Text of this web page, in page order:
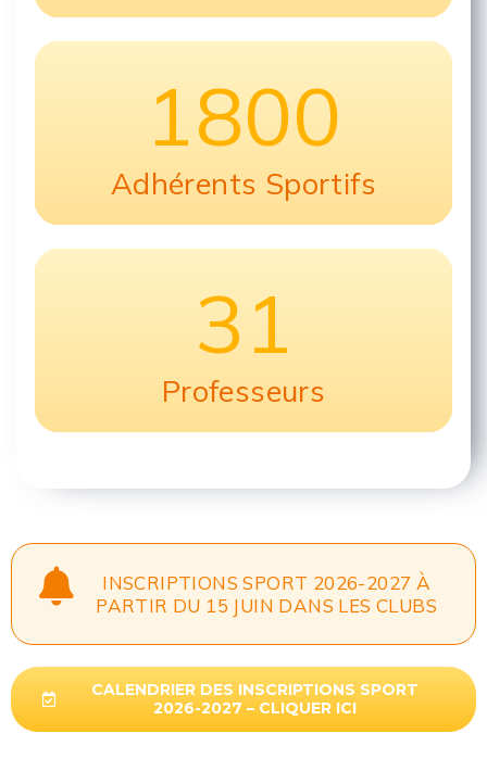
1800
Adhérents Sportifs
31
Professeurs
INSCRIPTIONS SPORT 2026-2027 À
PARTIR DU 15 JUIN DANS LES CLUBS
CALENDRIER DES INSCRIPTIONS SPORT
2026-2027 – CLIQUER ICI